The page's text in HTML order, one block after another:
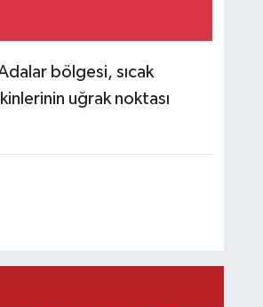
bölgesi, sıcak
uğrak noktası